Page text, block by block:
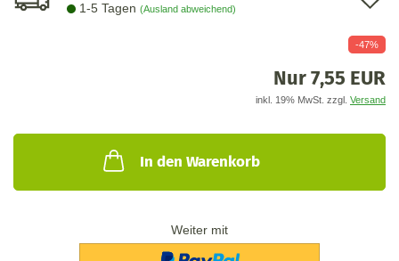
1-5 Tagen (Ausland abweichend)
-47%
Nur 7,55 EUR
inkl. 19% MwSt. zzgl. Versand
In den Warenkorb
Weiter mit